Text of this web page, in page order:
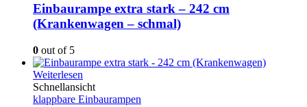
Einbaurampe extra stark – 242 cm
(Krankenwagen – schmal)
0 out of 5
Weiterlesen
Schnellansicht
klappbare Einbaurampen